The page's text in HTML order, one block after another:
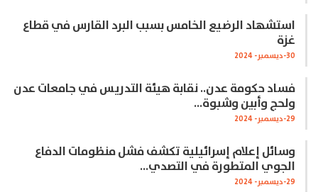
استشهاد الرضيع الخامس بسبب البرد القارس في قطاع
غزة
30-ديسمبر- 2024
فساد حكومة عدن.. نقابة هيئة التدريس في جامعات عدن
ولحج وأبين وشبوة…
29-ديسمبر- 2024
وسائل إعلام إسرائيلية تكشف فشل منظومات الدفاع
الجوي المتطورة في التصدي…
29-ديسمبر- 2024